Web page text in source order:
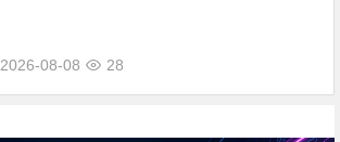
2026-08-08 28